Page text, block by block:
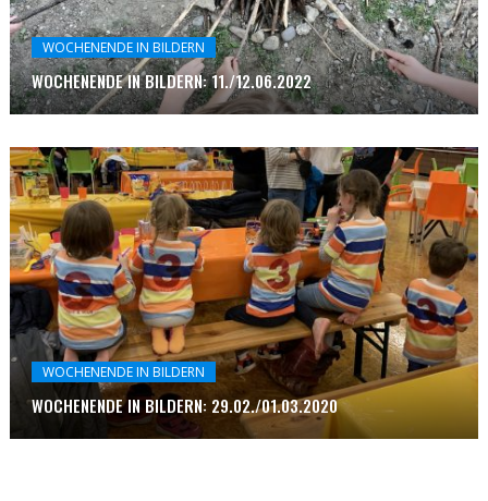
WOCHENENDE IN BILDERN
WOCHENENDE IN BILDERN: 11./12.06.2022
WOCHENENDE IN BILDERN
WOCHENENDE IN BILDERN: 29.02./01.03.2020